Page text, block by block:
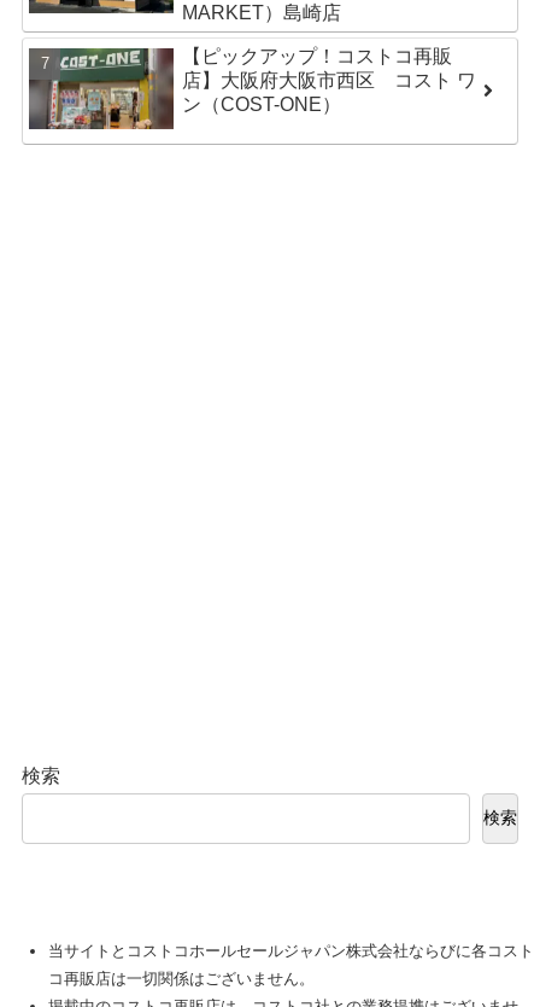
MARKET）島崎店
【ピックアップ！コストコ再販
店】大阪府大阪市西区 コスト ワ
ン（COST-ONE）
検索
検索
当サイトとコストコホールセールジャパン株式会社ならびに各コスト
コ再販店は一切関係はございません。